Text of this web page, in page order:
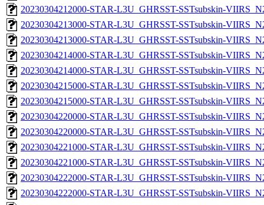
20230304212000-STAR-L3U_GHRSST-SSTsubskin-
20230304213000-STAR-L3U_GHRSST-SSTsubskin-
20230304213000-STAR-L3U_GHRSST-SSTsubskin-
20230304214000-STAR-L3U_GHRSST-SSTsubskin-
20230304214000-STAR-L3U_GHRSST-SSTsubskin-
20230304215000-STAR-L3U_GHRSST-SSTsubskin-
20230304215000-STAR-L3U_GHRSST-SSTsubskin-
20230304220000-STAR-L3U_GHRSST-SSTsubskin-
20230304220000-STAR-L3U_GHRSST-SSTsubskin-
20230304221000-STAR-L3U_GHRSST-SSTsubskin-
20230304221000-STAR-L3U_GHRSST-SSTsubskin-
20230304222000-STAR-L3U_GHRSST-SSTsubskin-
20230304222000-STAR-L3U_GHRSST-SSTsubskin-